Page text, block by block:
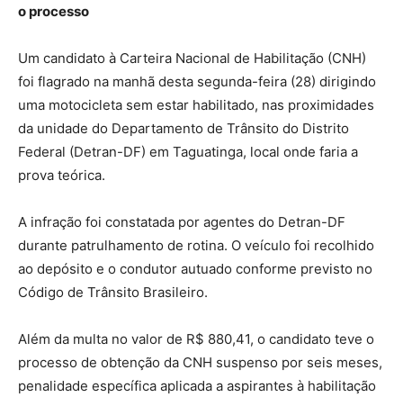
o processo
Um candidato à Carteira Nacional de Habilitação (CNH)
foi flagrado na manhã desta segunda-feira (28) dirigindo
uma motocicleta sem estar habilitado, nas proximidades
da unidade do Departamento de Trânsito do Distrito
Federal (Detran-DF) em Taguatinga, local onde faria a
prova teórica.
A infração foi constatada por agentes do Detran-DF
durante patrulhamento de rotina. O veículo foi recolhido
ao depósito e o condutor autuado conforme previsto no
Código de Trânsito Brasileiro.
Além da multa no valor de R$ 880,41, o candidato teve o
processo de obtenção da CNH suspenso por seis meses,
penalidade específica aplicada a aspirantes à habilitação